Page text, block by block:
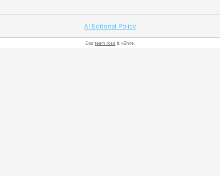
AI Editorial Policy
Das team ross & kühne.